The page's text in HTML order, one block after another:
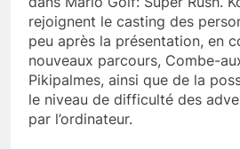
rejoignent le casting des
peu après la présentation, en
nouveaux parcours, Combe-
Pikipalmes, ainsi que de la
le niveau de difficulté des
par l’ordinateur.